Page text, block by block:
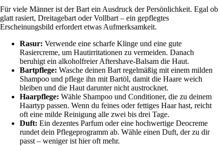
Für viele Männer ist der Bart ein Ausdruck der Persönlichkeit. Egal ob
glatt rasiert, Dreitagebart oder Vollbart – ein gepflegtes
Erscheinungsbild erfordert etwas Aufmerksamkeit.
Rasur: Verwende eine scharfe Klinge und eine gute
Rasiercreme, um Hautirritationen zu vermeiden. Danach
beruhigt ein alkoholfreier Aftershave-Balsam die Haut.
Bartpflege: Wasche deinen Bart regelmäßig mit einem milden
Shampoo und pflege ihn mit Bartöl, damit die Haare weich
bleiben und die Haut darunter nicht austrocknet.
Haarpflege: Wähle Shampoo und Conditioner, die zu deinem
Haartyp passen. Wenn du feines oder fettiges Haar hast, reicht
oft eine milde Reinigung alle zwei bis drei Tage.
Duft: Ein dezentes Parfum oder eine hochwertige Deocreme
rundet dein Pflegeprogramm ab. Wähle einen Duft, der zu dir
passt – weniger ist hier oft mehr.